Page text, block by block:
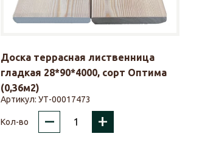
Доска террасная лиственница
гладкая 28*90*4000, сорт Оптима
(0,36м2)
Артикул:УТ-00017473
Кол-во – +